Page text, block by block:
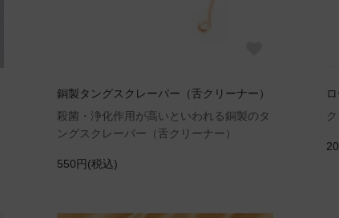
銅製タングスクレーパー（舌クリーナー）
殺菌・浄化作用が高いといわれる銅製のタ
ングスクレーパー（舌クリーナー）
550円(税込)